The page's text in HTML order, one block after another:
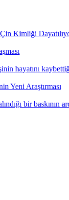
Kimliği
hayatını
Yeni Araştırması
bir baskının